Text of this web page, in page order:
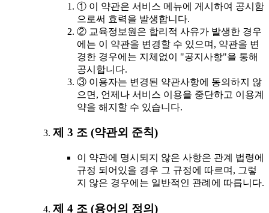
① 이 약관은 서비스 메뉴에 게시하여 공시함
으로써 효력을 발생합니다.
② 교육정보원은 합리적 사유가 발생한 경우
에는 이 약관을 변경할 수 있으며, 약관을 변
경한 경우에는 지체없이 "공지사항"을 통해
공시합니다.
③ 이용자는 변경된 약관사항에 동의하지 않
으면, 언제나 서비스 이용을 중단하고 이용계
약을 해지할 수 있습니다.
제 3 조 (약관외 준칙)
이 약관에 명시되지 않은 사항은 관계 법령에
규정 되어있을 경우 그 규정에 따르며, 그렇
지 않은 경우에는 일반적인 관례에 따릅니다.
제 4 조 (용어의 정의)